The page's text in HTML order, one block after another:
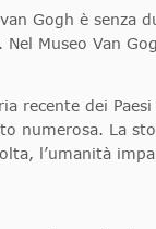
Gogh è senza
Museo Van
recente dei
numerosa. La
l’umanità